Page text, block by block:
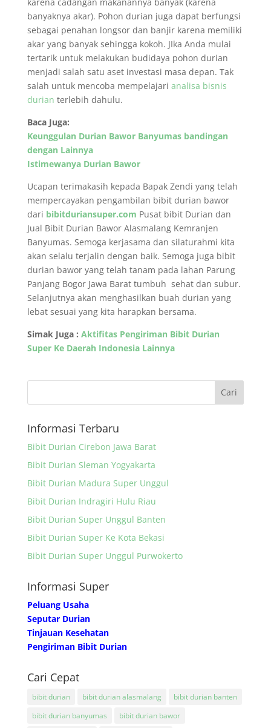
banyaknya akar). Pohon durian juga dapat berfungsi
sebagai penahan longsor dan banjir karena memiliki
akar yang banyak sehingga kokoh. JIka Anda mulai
tertarik untuk melakukan budidaya pohon durian
menjadi salah satu aset investasi masa depan. Tak
salah untuk mencoba mempelajari analisa bisnis
durian terlebih dahulu.
Baca Juga:
Keunggulan Durian Bawor Banyumas bandingan
dengan Lainnya
Istimewanya Durian Bawor
Ucapan terimakasih kepada Bapak Zendi yang telah
mempercayakan pengambilan bibit durian bawor
dari bibitduriansuper.com Pusat bibit Durian dan
Jual Bibit Durian Bawor Alasmalang Kemranjen
Banyumas. Semoga kerjasama dan silaturahmi kita
akan selalu terjalin dengan baik. Semoga juga bibit
durian bawor yang telah tanam pada lahan Parung
Panjang Bogor Jawa Barat tumbuh sehat dan subur.
Selanjutnya akan menghasilkan buah durian yang
lebat sesuai yang kita harapkan bersama.
Simak Juga : Aktifitas Pengiriman Bibit Durian
Super Ke Daerah Indonesia Lainnya
Informasi Terbaru
Bibit Durian Cirebon Jawa Barat
Bibit Durian Sleman Yogyakarta
Bibit Durian Madura Super Unggul
Bibit Durian Indragiri Hulu Riau
Bibit Durian Super Unggul Banten
Bibit Durian Super Ke Kota Bekasi
Bibit Durian Super Unggul Purwokerto
Informasi Super
Peluang Usaha
Seputar Durian
Tinjauan Kesehatan
Pengiriman Bibit Durian
Cari Cepat
bibit durian bibit durian alasmalang
bibit durian banten
bibit durian banyumas
bibit durian bawor